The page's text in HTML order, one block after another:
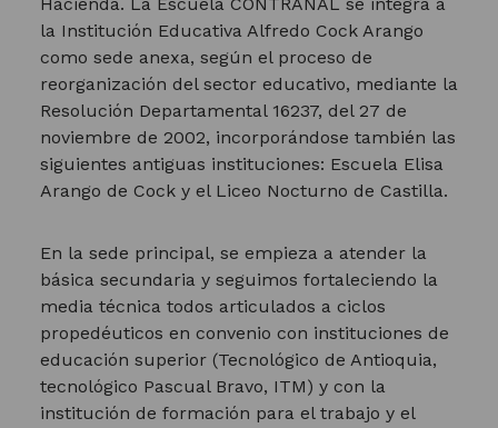
la Institución Educativa Alfredo Cock Arango
como sede anexa, según el proceso de
reorganización del sector educativo, mediante la
Resolución Departamental 16237, del 27 de
noviembre de 2002, incorporándose también las
siguientes antiguas instituciones: Escuela Elisa
Arango de Cock y el Liceo Nocturno de Castilla.
En la sede principal, se empieza a atender la
básica secundaria y seguimos fortaleciendo la
media técnica todos articulados a ciclos
propedéuticos en convenio con instituciones de
educación superior (Tecnológico de Antioquia,
tecnológico Pascual Bravo, ITM) y con la
institución de formación para el trabajo y el